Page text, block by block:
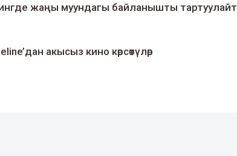
жаңы муундагы байланышты тартуулайт
акысыз кино көрсөтүлөр